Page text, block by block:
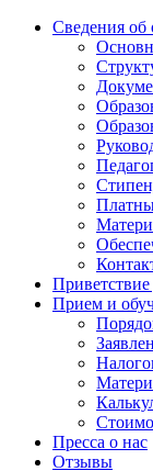
Сведения об
Приветствие
Прием и
Пресса о нас
Отзывы